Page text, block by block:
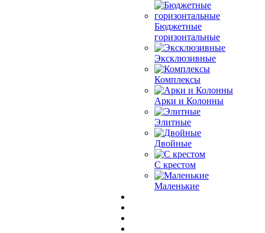
Бюджетные
горизонтальные
Эксклюзивные
Комплексы
Арки и Колонны
Элитные
Двойные
С крестом
Маленькие